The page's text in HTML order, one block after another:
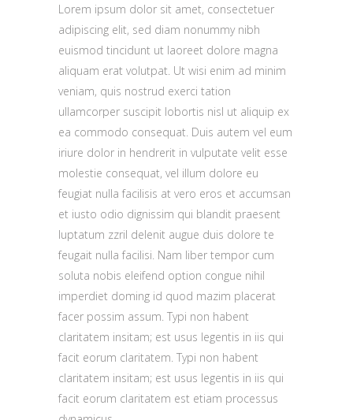
Lorem ipsum dolor sit amet, consectetuer
adipiscing elit, sed diam nonummy nibh
euismod tincidunt ut laoreet dolore magna
aliquam erat volutpat. Ut wisi enim ad minim
veniam, quis nostrud exerci tation
ullamcorper suscipit lobortis nisl ut aliquip ex
ea commodo consequat. Duis autem vel eum
iriure dolor in hendrerit in vulputate velit esse
molestie consequat, vel illum dolore eu
feugiat nulla facilisis at vero eros et accumsan
et iusto odio dignissim qui blandit praesent
luptatum zzril delenit augue duis dolore te
feugait nulla facilisi. Nam liber tempor cum
soluta nobis eleifend option congue nihil
imperdiet doming id quod mazim placerat
facer possim assum. Typi non habent
claritatem insitam; est usus legentis in iis qui
facit eorum claritatem. Typi non habent
claritatem insitam; est usus legentis in iis qui
facit eorum claritatem est etiam processus